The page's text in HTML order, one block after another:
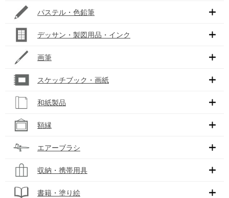
パステル・色鉛筆
デッサン・製図用品・インク
画筆
スケッチブック・画紙
和紙製品
額縁
エアーブラシ
収納・携帯用具
書籍・塗り絵